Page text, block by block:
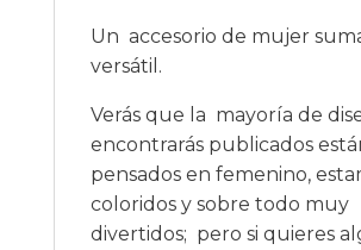
Un accesorio de mujer
versátil.
Verás que la mayoría de
encontrarás publicados
pensados en femenino,
coloridos y sobre todo muy
divertidos; pero si quieres